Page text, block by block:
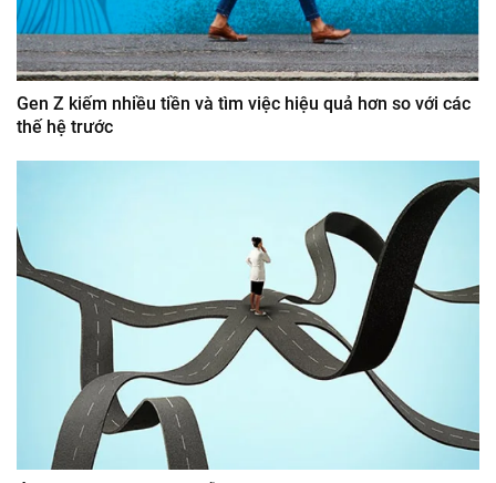
Gen Z kiếm nhiều tiền và tìm việc hiệu quả hơn so với các
thế hệ trước